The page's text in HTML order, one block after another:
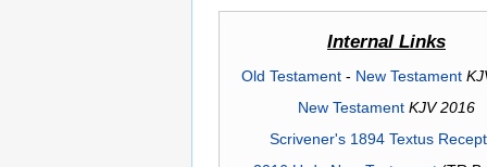
Internal Links
Old Testament- New Testament
New Testament KJV 2016
Scrivener's 1894 Textus